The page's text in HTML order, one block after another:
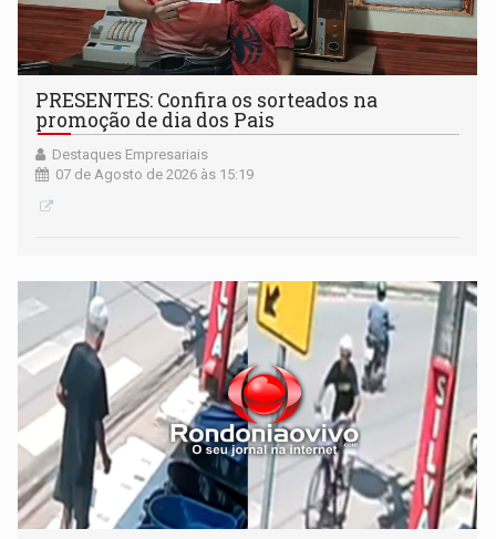
PRESENTES: Confira os sorteados na
promoção de dia dos Pais
Destaques Empresariais
07 de Agosto de 2026 às 15:19